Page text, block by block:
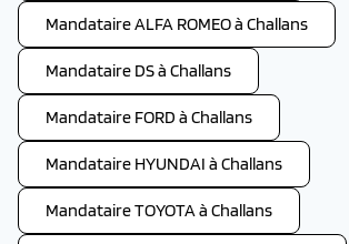
Mandataire ALFA ROMEO à Challans
Mandataire DS à Challans
Mandataire FORD à Challans
Mandataire HYUNDAI à Challans
Mandataire TOYOTA à Challans